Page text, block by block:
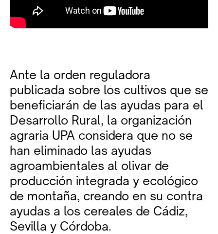
Ante la orden reguladora
publicada sobre los cultivos que se
beneficiarán de las ayudas para el
Desarrollo Rural, la organización
agraria UPA considera que no se
han eliminado las ayudas
agroambientales al olivar de
producción integrada y ecológico
de montaña, creando en su contra
ayudas a los cereales de Cádiz,
Sevilla y Córdoba.